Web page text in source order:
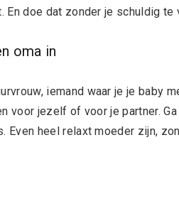
En doe dat zonder je schuldig
oma in
iemand waar je je baby
voor jezelf of voor je partner.
Even heel relaxt moeder zijn,